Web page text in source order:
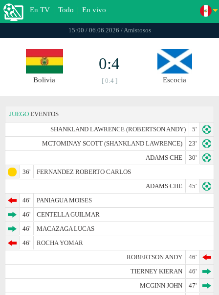
En TV | Todo | En vivo
15:00 / 06.06.2026 / Amistosos
Bolivia
0:4
[ 0:4 ] Escocia
JUEGO EVENTOS
SHANKLAND LAWRENCE (ROBERTSON ANDY)
5'
MCTOMINAY SCOTT (SHANKLAND LAWRENCE)
23'
ADAMS CHE
30'
36'
FERNANDEZ ROBERTO CARLOS
ADAMS CHE
45'
46'
PANIAGUA MOISES
46'
CENTELLA GUILMAR
46'
MACAZAGA LUCAS
46'
ROCHA YOMAR
ROBERTSON ANDY
46'
TIERNEY KIERAN
46'
MCGINN JOHN
47'